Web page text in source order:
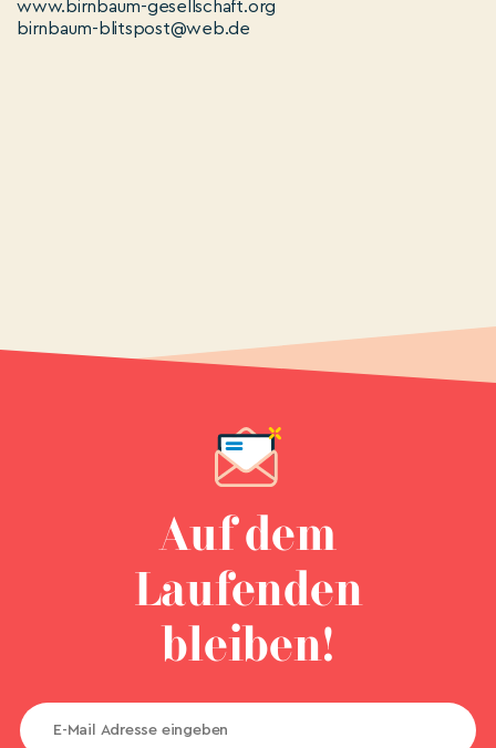
www.birnbaum-gesellschaft.org
birnbaum-blitspost@web.de
Auf dem
Laufenden
bleiben!